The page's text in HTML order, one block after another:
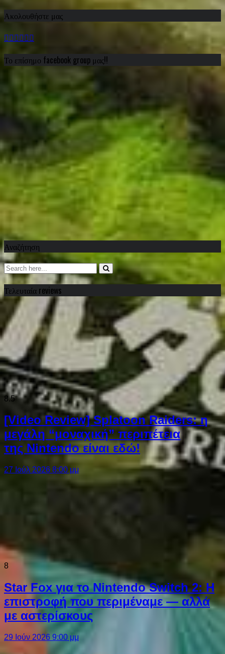
Ακολουθήστε μας
Το επίσημο facebook group μας!!
Αναζήτηση
Τελευταία reviews
8.5
[Video Review] Splatoon Raiders: η
μεγάλη “μοναχική” περιπέτεια
της Nintendo είναι εδώ!
27 Ιούλ 2026 8:00 μμ
8
Star Fox για το Nintendo Switch 2: Η
επιστροφή που περιμέναμε — αλλά
με αστερίσκους
29 Ιούν 2026 9:00 μμ